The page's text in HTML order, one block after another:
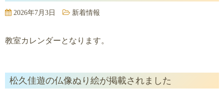
2026年7月3日 新着情報
教室カレンダーとなります。
松久佳遊の仏像ぬり絵が掲載されました